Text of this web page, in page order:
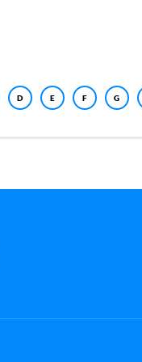
D E F G